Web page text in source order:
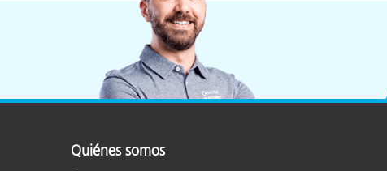
Quiénes somos